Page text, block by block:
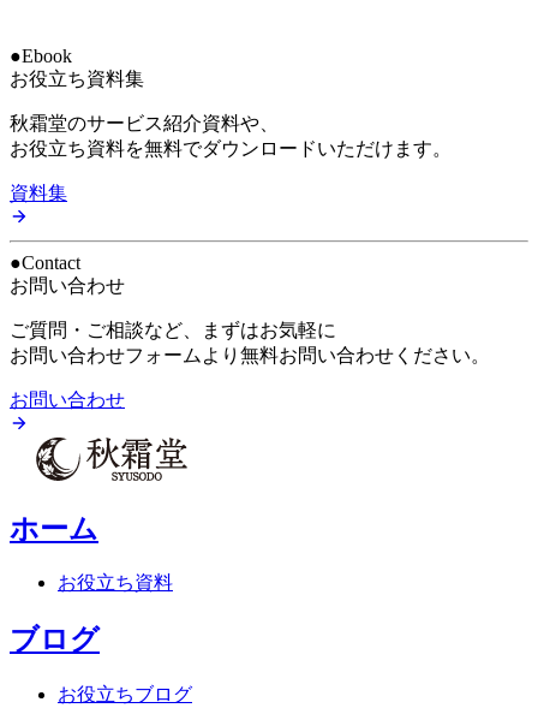
●Ebook
お役立ち資料集
秋霜堂のサービス紹介資料や、
お役立ち資料を無料でダウンロードいただけます。
資料集
●Contact
お問い合わせ
ご質問・ご相談など、まずはお気軽に
お問い合わせフォームより無料お問い合わせください。
お問い合わせ
ホーム
お役立ち資料
ブログ
お役立ちブログ